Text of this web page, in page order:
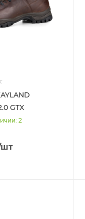
GTX
: 2